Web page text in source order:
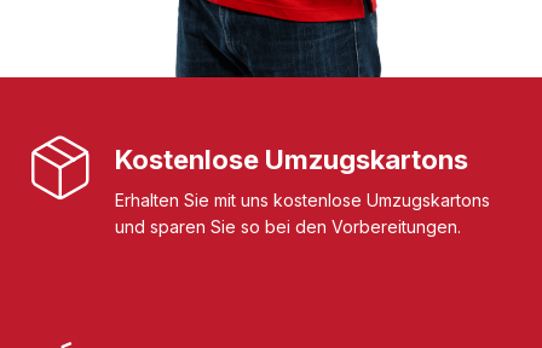
Kostenlose Umzugskartons
Erhalten Sie mit uns kostenlose Umzugskartons
und sparen Sie so bei den Vorbereitungen.